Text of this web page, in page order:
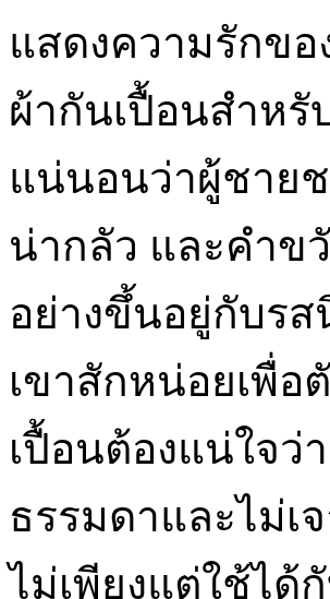
แสดงความรักข
ผ้ากันเปื้อนสำห
แน่นอนว่าผู้ชาย
น่ากลัว และคำข
อย่างขึ้นอยู่กับร
เขาสักหน่อยเพื่
เปื้อนต้องแน่ใจว่
ธรรมดาและไม่เ
ไม่เพียงแต่ใช้ได้